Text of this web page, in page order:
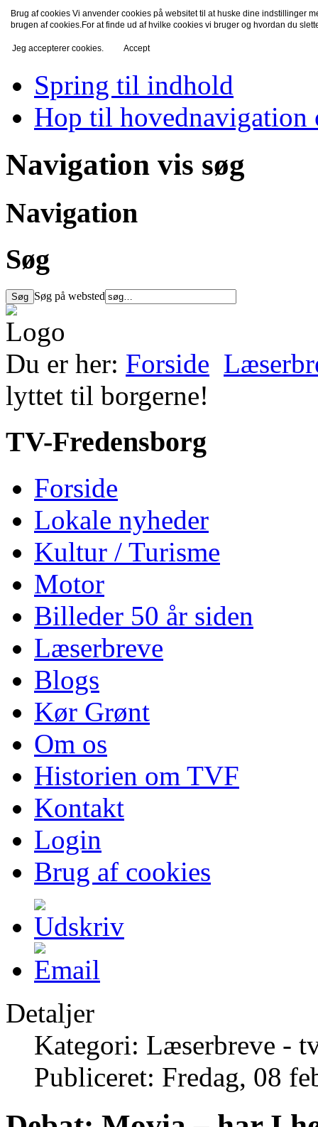
TV-Fredensborg
Spring til indhold
Hop til hovednavigation
Navigation vis søg
Navigation
Søg
Søg på websted
Du er her: Forside
lyttet til borgerne!
TV-Fredensborg
Forside
Lokale nyheder
Kultur / Turisme
Motor
Billeder 50 år siden
Læserbreve
Blogs
Kør Grønt
Om os
Historien om TVF
Kontakt
Login
Brug af cookies
Detaljer
Kategori: Læserbreve -
Publiceret: Fredag, 08
Brug af cookies Vi anvender cookies på websitet til at huske dine indstillinger
brugen af cookies.For at finde ud af hvilke cookies vi bruger og hvordan du
Jeg accepterer cookies. Accept